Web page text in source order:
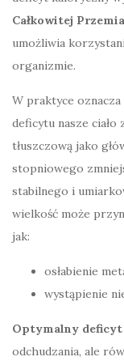
Całkowitej
umożliwia
organizmie.
W praktyce
deficytu nasze ciało
tłuszczową jako
stopniowego
stabilnego i
wielkość może
jak:
osłabienie
wystąpienie
Optymalny deficyt
odchudzania, ale